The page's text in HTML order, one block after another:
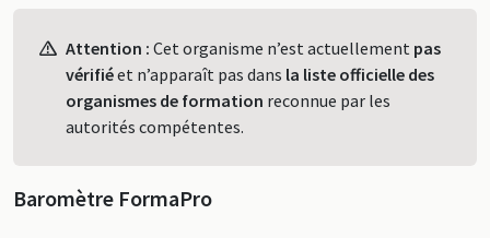
Attention : Cet organisme n’est actuellement pas
vérifiéet n’apparaît pas dans la liste officielle des
organismes de formation reconnue par les
autorités compétentes.
Baromètre FormaPro